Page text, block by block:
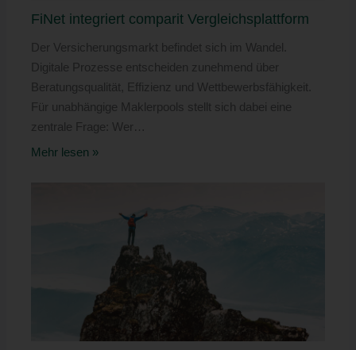
FiNet integriert comparit Vergleichsplattform
Der Versicherungsmarkt befindet sich im Wandel.
Digitale Prozesse entscheiden zunehmend über
Beratungsqualität, Effizienz und Wettbewerbsfähigkeit.
Für unabhängige Maklerpools stellt sich dabei eine
zentrale Frage: Wer…
Mehr lesen »